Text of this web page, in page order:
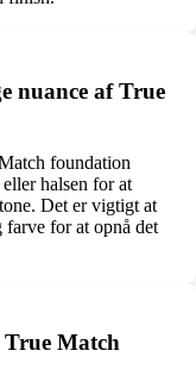
nuance af True
foundation
halsen for at
Det er vigtigt at
farve for at opnå det
Match